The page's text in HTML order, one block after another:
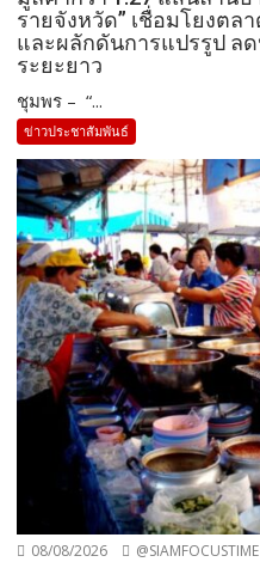
รายจังหวัด” เชื่อมโยงตล
และผลักดันการแปรรูป ล
ระยะยาว
ชุมพร – “...
ข่าวประชาสัมพันธ์
08/08/2026 @SIAMFOCUSTIME